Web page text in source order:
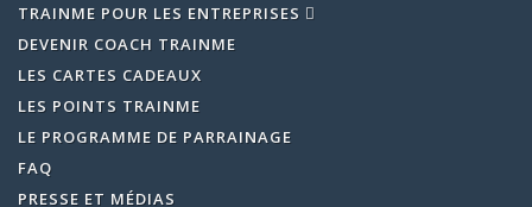
TRAINME POUR LES ENTREPRISES
DEVENIR COACH TRAINME
LES CARTES CADEAUX
LES POINTS TRAINME
LE PROGRAMME DE PARRAINAGE
FAQ
PRESSE ET MÉDIAS